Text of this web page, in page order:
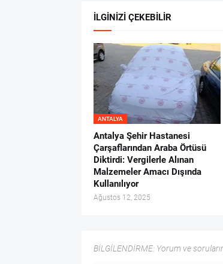
İLGINIZI ÇEKEBILIR
ANTALYA
Antalya Şehir Hastanesi
Çarşaflarından Araba Örtüsü
Diktirdi: Vergilerle Alınan
Malzemeler Amacı Dışında
Kullanılıyor
Ağustos 12, 2025
BİLGİLENDİRME: Yorum ve